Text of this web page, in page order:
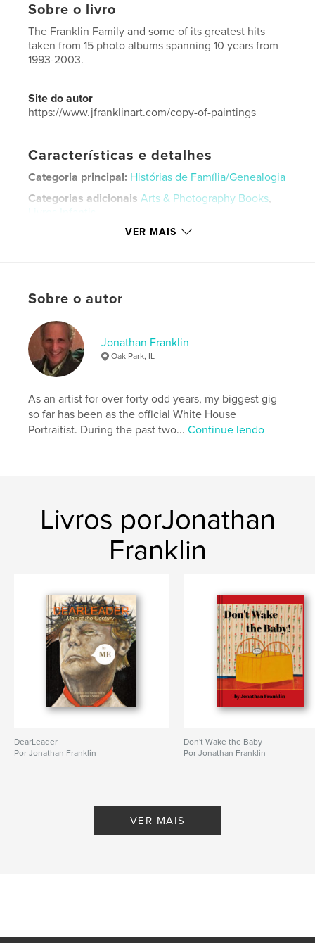
Sobre o livro
The Franklin Family and some of its greatest hits
taken from 15 photo albums spanning 10 years from
1993-2003.
Site do autor
https://www.jfranklinart.com/copy-of-paintings
Características e detalhes
Categoria principal: Histórias de Família/Genealogia
Categorias adicionais Arts & Photography Books,
Papel carta, 22×28 cm
childhood
VER MAIS
Sobre o autor
Jonathan Franklin
Oak Park, IL
As an artist for over forty odd years, my biggest gig
so far has been as the official White House
Portraitist. During the past two...Continue lendo
Livros porJonathan
Franklin
DearLeader
Por Jonathan Franklin
Don't Wake the Baby
Por Jonathan Franklin
VER MAIS